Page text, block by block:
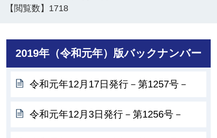
【閲覧数】 1718
2019年（令和元年）版バックナンバー
令和元年12月17日発行－第1257号－
令和元年12月3日発行－第1256号－